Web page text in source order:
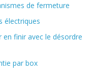
de fermeture
électriques
en finir avec le désordre
par box